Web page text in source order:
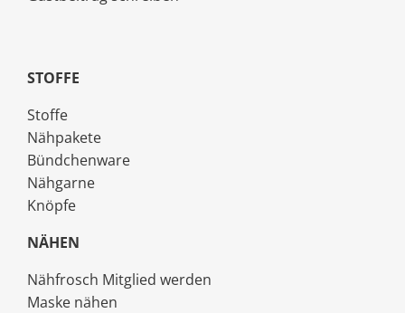
STOFFE
Stoffe
Nähpakete
Bündchenware
Nähgarne
Knöpfe
NÄHEN
Nähfrosch Mitglied werden
Maske nähen